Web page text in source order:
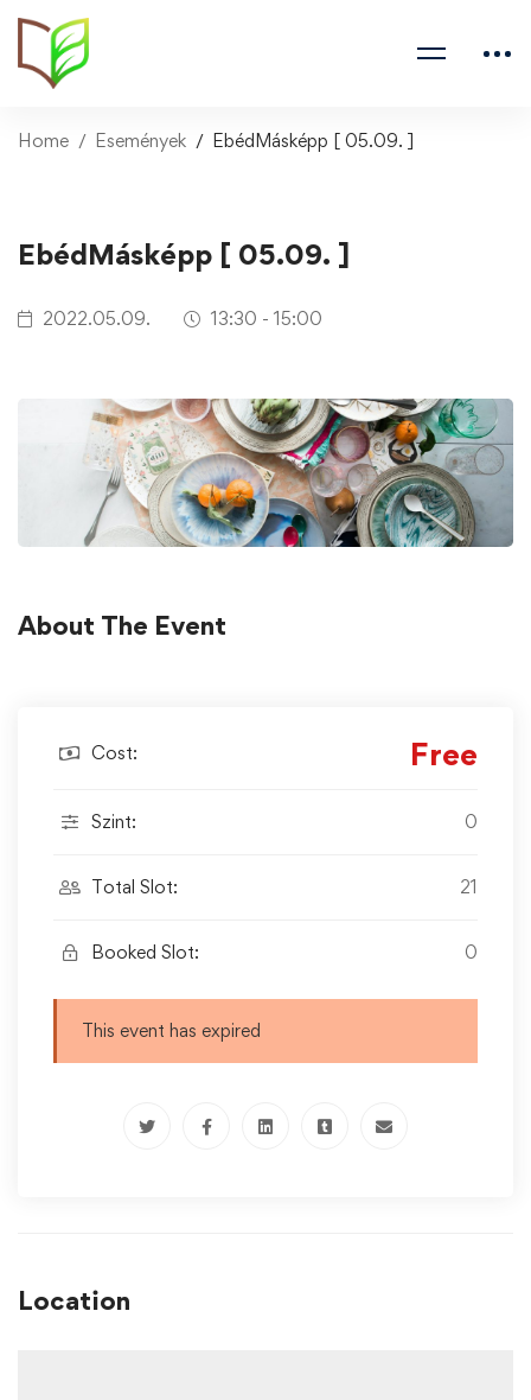
Home Események EbédMásképp [ 05.09. ]
EbédMásképp [ 05.09. ]
2022.05.09. 13:30 - 15:00
About The Event
Cost: Free
Szint: 0
Total Slot: 21
Booked Slot: 0
This event has expired
Location